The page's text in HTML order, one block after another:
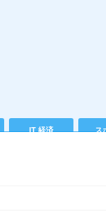
IT 経済 ス